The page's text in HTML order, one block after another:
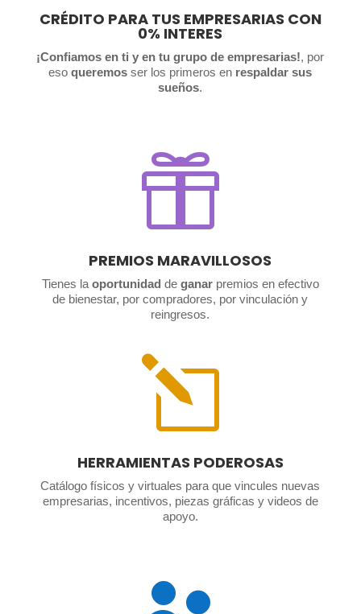
CRÉDITO PARA TUS EMPRESARIAS CON
0% INTERES
¡Confiamos en ti y en tu grupo de empresarias!, por
esoqueremos ser los primeros en respaldar sus
sueños.

PREMIOS MARAVILLOSOS
Tienes la oportunidad de ganarpremios en efectivo
de bienestar, por compradores, por vinculación y
reingresos.
l
HERRAMIENTAS PODEROSAS
Catálogo físicos y virtuales para que vincules nuevas
empresarias, incentivos, piezas gráficas y videos de
apoyo.